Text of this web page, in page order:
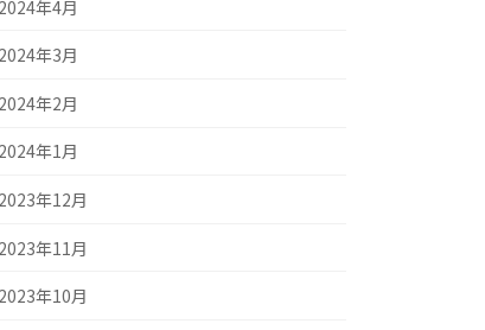
2024年4月
2024年3月
2024年2月
2024年1月
2023年12月
2023年11月
2023年10月